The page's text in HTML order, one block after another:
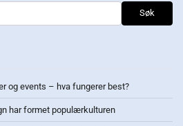
Søk
og events – hva fungerer best?
har formet populærkulturen